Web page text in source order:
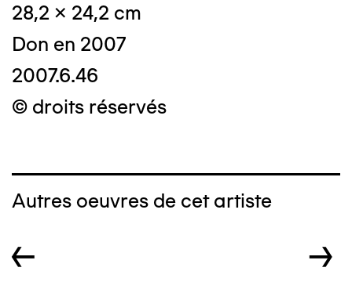
28,2 x 24,2 cm
Don en 2007
2007.6.46
© droits réservés
Autres oeuvres de cet artiste
← →